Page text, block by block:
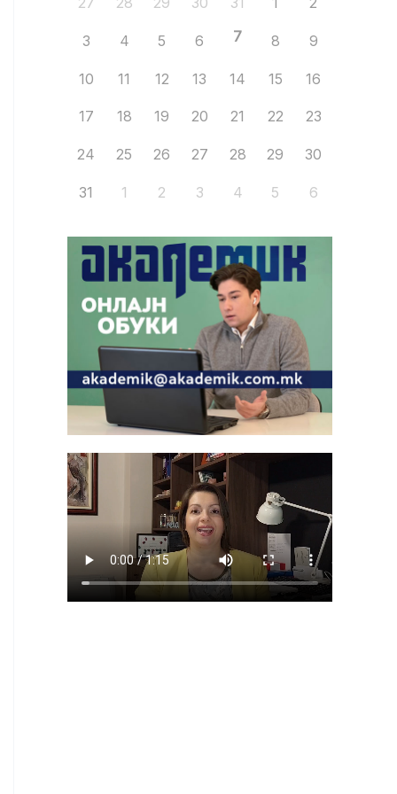
3 4 5 6 7 8 9
10 11 12 13 14 15 16
17 18 19 20 21 22 23
24 25 26 27 28 29 30
31 1 2 3 4 5 6